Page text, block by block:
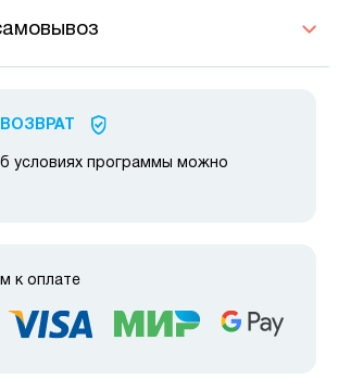
условиях программы можно
к оплате